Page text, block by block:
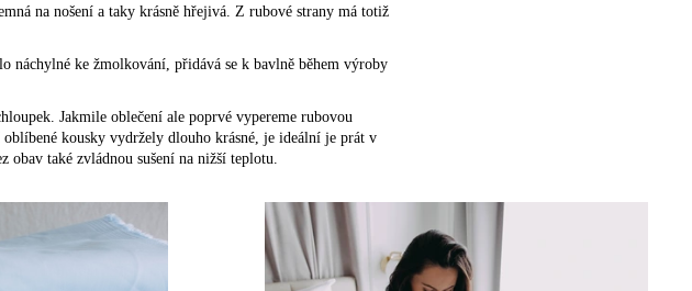
na nošení a taky krásně hřejivá. Z rubové strany má totiž
náchylné ke žmolkování, přidává se k bavlně během výroby
Jakmile oblečení ale poprvé vypereme rubovou
kousky vydržely dlouho krásné, je ideální je prát v
také zvládnou sušení na nižší teplotu.